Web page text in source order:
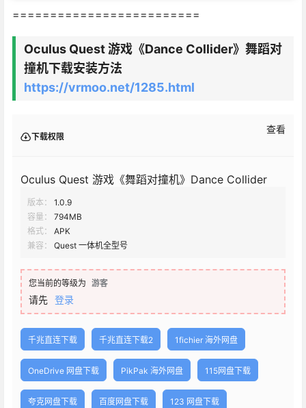
=========================
Oculus Quest 游戏《Dance Collider》舞蹈对
撞机下载安装方法
https://vrmoo.net/1285.html
下载权限
查看
Oculus Quest 游戏《舞蹈对撞机》Dance Collider
版本：
1.0.9
容量：
794MB
格式：
APK
兼容：
Quest 一体机全型号
您当前的等级为 游客
请先 登录
千兆直连下载 千兆直连下载2 1fichier 海外网盘
OneDrive 网盘下载 PikPak 海外网盘 115网盘下载
夸克网盘下载 百度网盘下载 123 网盘下载